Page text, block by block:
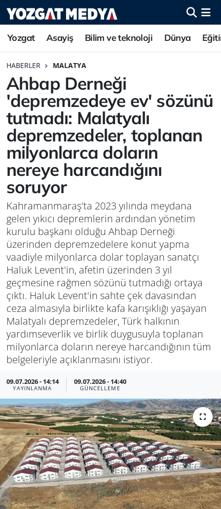
Yozgat Asayiş Bilim ve teknoloji Dünya
HABERLER MALATYA
Ahbap Derneği
'depremzedeye ev' sözünü
tutmadı: Malatyalı
depremzedeler, toplanan
milyonlarca doların
nereye harcandığını
soruyor
Kahramanmaraş'ta 2023 yılında meydana
gelen yıkıcı depremlerin ardından yönetim
kurulu başkanı olduğu Ahbap Derneği
üzerinden depremzedelere konut yapma
vaadiyle milyonlarca dolar toplayan sanatçı
Haluk Levent'in, afetin üzerinden 3 yıl
geçmesine rağmen sözünü tutmadığı ortaya
çıktı. Haluk Levent'in sahte çek davasından
ceza almasıyla birlikte kafa karışıklığı yaşayan
Malatyalı depremzedeler, Türk halkının
yardımseverlik ve birlik duygusuyla toplanan
milyonlarca doların nereye harcandığının tüm
belgeleriyle açıklanmasını istiyor.
09.07.2026 - 14:14
YAYINLANMA
09.07.2026 - 14:40
GÜNCELLEME